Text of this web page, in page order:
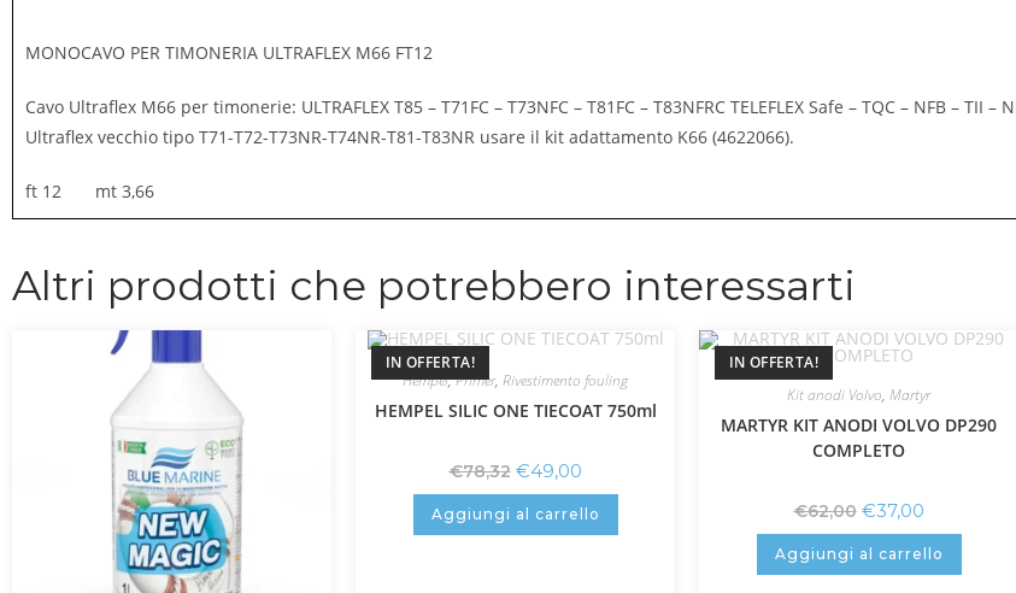
MONOCAVO PER TIMONERIA ULTRAFLEX M66 FT12
Cavo Ultraflex M66 per timonerie: ULTRAFLEX T85 – T71FC – T73NFC – T81FC – T83NFRC TELEFLEX Safe – TQC – NFB – TII
Ultraflex vecchio tipo T71-T72-T73NR-T74NR-T81-T83NR usare il kit adattamento K66 (4622066).
ft 12 mt 3,66
Altri prodotti che potrebbero interessarti
IN OFFERTA!
Hempel,Primer, Rivestimento fouling
HEMPEL SILIC ONE TIECOAT 750ml
€78,32 €49,00
Aggiungi al carrello
IN OFFERTA!
Kit anodi Volvo, Martyr
MARTYR KIT ANODI VOLVO DP290
COMPLETO
€62,00 €37,00
Aggiungi al carrello